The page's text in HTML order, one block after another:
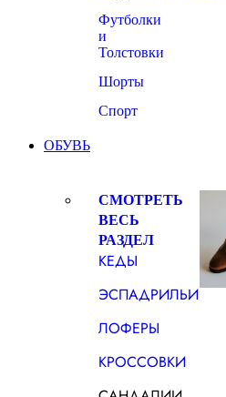
Футболки
и
Толстовки
Шорты
Спорт
ОБУВЬ
СМОТРЕТЬ
ВЕСЬ
РАЗДЕЛ
КЕДЫ
ЭСПАДРИЛЬИ
ЛОФЕРЫ
КРОССОВКИ